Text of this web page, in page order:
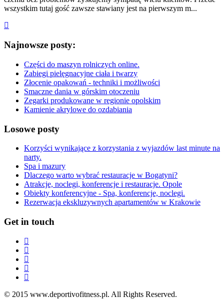
wszystkim tutaj gość zawsze stawiany jest na pierwszym m...
Najnowsze posty:
Części do maszyn rolniczych online.
Zabiegi pielęgnacyjne ciała i twarzy
Złocenie opakowań - techniki i możliwości
Smaczne dania w górskim otoczeniu
Zegarki produkowane w regionie opolskim
Kamienie akrylowe do ozdabiania
Losowe posty
Korzyści wynikające z korzystania z wyjazdów last minute na
narty.
Spa i mazury
Dlaczego warto wybrać restauracje w Bogatyni?
Atrakcje, noclegi, konferencje i restauracje. Opole
Obiekty konferencyjne - Spa, konferencje, noclegi.
Rezerwacja ekskluzywnych apartamentów w Krakowie
Get in touch
© 2015 www.deportivofitness.pl. All Rights Reserved.